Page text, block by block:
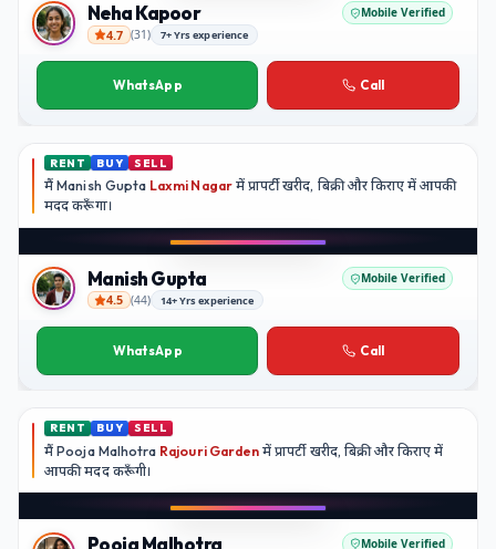
Neha Kapoor
Neha Kapoor Mobile Verified
4.7 (31) 7+ Yrs experience
WhatsApp Call
RENT BUY SELL
मैंManish Gupta Laxmi Nagarमें प्रापर्टी खरीद, बिक्री और किराए में आपकी
मददकरूँगा।
Manish Gupta
Manish Gupta Mobile Verified
4.5 (44) 14+ Yrs experience
WhatsApp Call
RENT BUY SELL
मैंPooja Malhotra Rajouri Garden में प्रापर्टी खरीद, बिक्री और किराए में
आपकी मदद करूँगी।
Pooja Malhotra Mobile Verified